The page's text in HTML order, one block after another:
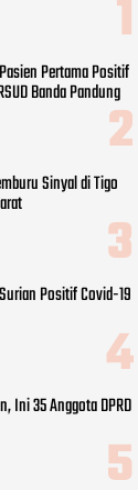
Pertama Positif
Banda Pandung
Sinyal di Tigo
Positif Covid-19
Ini 35 Anggota DPRD